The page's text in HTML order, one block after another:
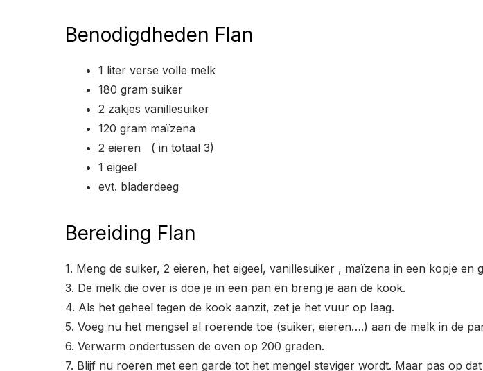
Benodigdheden Flan
1 liter verse volle melk
180 gram suiker
2 zakjes vanillesuiker
120 gram maïzena
2 eieren ( in totaal 3)
1 eigeel
evt. bladerdeeg
Bereiding Flan
1. Meng de suiker, 2 eieren, het eigeel, vanillesuiker , maïzena in een kopje
3. De melk die over is doe je in een pan en breng je aan de kook.
4. Als het geheel tegen de kook aanzit, zet je het vuur op laag.
5. Voeg nu het mengsel al roerende toe (suiker, eieren….) aan de melk in de
6. Verwarm ondertussen de oven op 200 graden.
7. Blijf nu roeren met een garde tot het mengel steviger wordt. Maar pas op